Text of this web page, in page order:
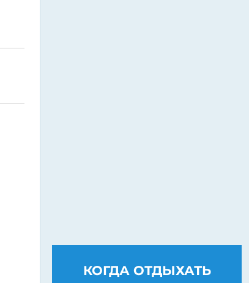
КОГДА ОТДЫХАТЬ